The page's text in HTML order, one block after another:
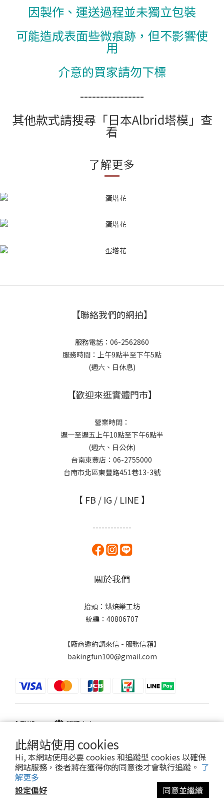
此網站使用 cookies
Hi, 本網站使用必要 cookies 和追蹤型 cookies 以確保
網站服務，後者將在獲得你的同意後才會執行追蹤。 了
解更多
設定偏好
同意並繼續
因製作、運送過程並未獨立包裝
可能造成表面些微痕跡，但不影響使
用
介意的買家請勿下標
----------------
其他款式請搜尋「日本Albrid塔模」查
看
了解更多
【聯絡我們的網拍】
服務電話：06-2562860
服務時間：上午9點半至下午5點
(週六、日休息)
【歡迎來逛實體門市】
營業時間：
週一至週五上午10點至下午6點半
(週六、日公休)
台南東豐店：06-2755000
台南市北區東豐路451巷13-3號
【 FB / IG / LINE 】
-------------
關於我們
抬頭：烘焙樂工坊
統編：40806707
【廠商邀約請來信 - 服務信箱】
bakingfun100@gmail.com
$TWD 繁體中文